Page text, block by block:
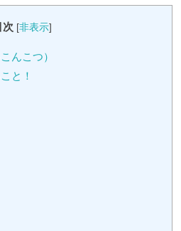
次 [非表示]
んこつ）
と！